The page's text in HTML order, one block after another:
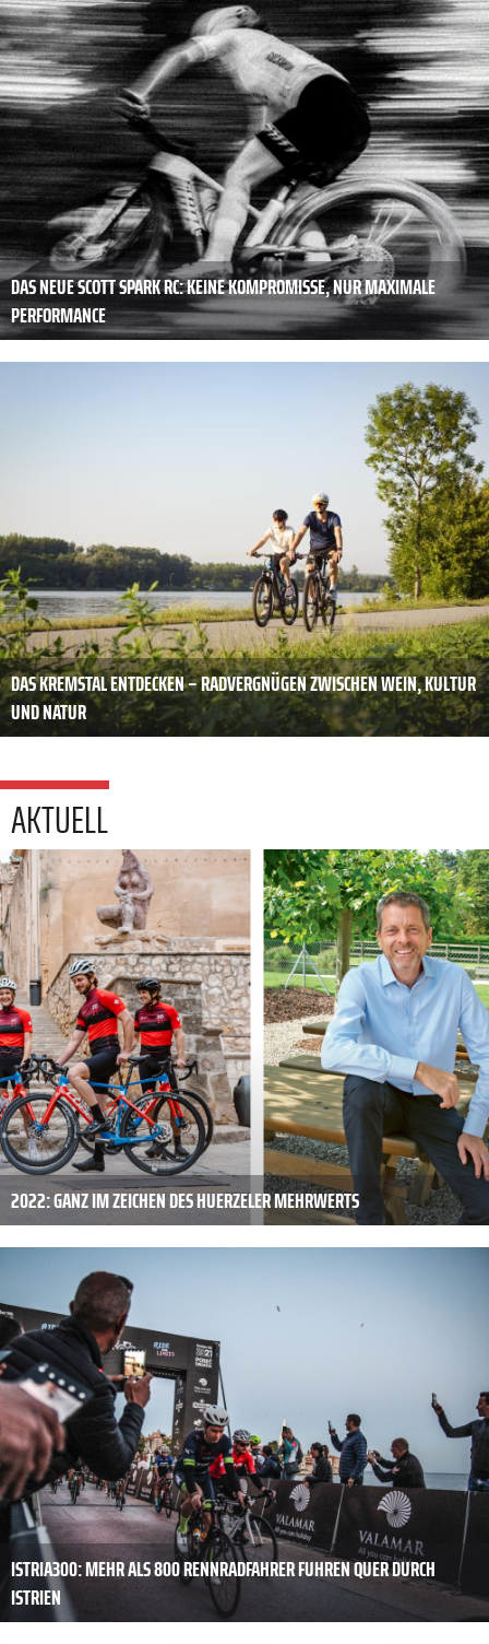
DAS NEUE SCOTT SPARK RC: KEINE KOMPROMISSE, NUR MAXIMALE
PERFORMANCE
DAS KREMSTAL ENTDECKEN – RADVERGNÜGEN ZWISCHEN WEIN, KULTUR
UND NATUR
AKTUELL
2022: GANZ IM ZEICHEN DES HUERZELER MEHRWERTS
ISTRIA300: MEHR ALS 800 RENNRADFAHRER FUHREN QUER DURCH
ISTRIEN